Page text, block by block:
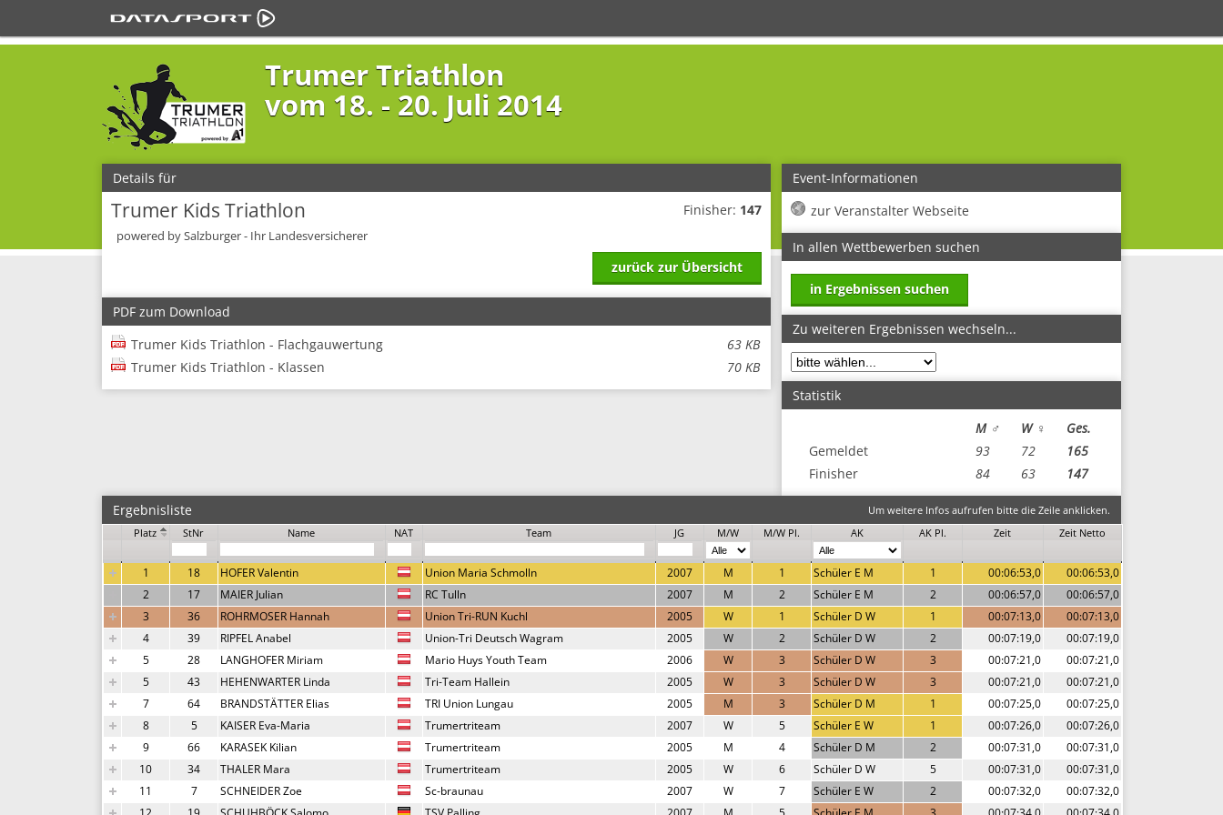
Trumer Triathlon
vom 18. - 20. Juli 2014
Details für
Trumer Kids Triathlon
powered by Salzburger - Ihr Landesversicherer
Finisher: 147
zurück zur Übersicht
PDF zum Download
Trumer Kids Triathlon - Flachgauwertung
63 KB
Trumer Kids Triathlon - Klassen
70 KB
Event-Informationen
zur Veranstalter Webseite
In allen Wettbewerben suchen
in Ergebnissen suchen
Zu weiteren Ergebnissen wechseln...
Statistik
Ges.
W ♀
M ♂
Gemeldet
165
72
93
Finisher
147
63
84
Ergebnisliste
Um weitere Infos aufrufen bitte die Zeile anklicken.
Platz
StNr Name NAT Team JG M/W M/W Pl. AK AK Pl. Zeit Zeit Netto
1 18 HOFER Valentin Union Maria Schmolln 2007 M 1 Schüler E M 1 00:06:53,0
00:06:53,0
2
17 MAIER Julian RC Tulln 2007 M 2 Schüler E M 2 00:06:57,0
00:06:57,0
3
36 ROHRMOSER Hannah Union Tri-RUN Kuchl 2005 W 1 Schüler D W 1 00:07:13,0
00:07:13,0
4
39 RIPFEL Anabel Union-Tri Deutsch Wagram 2005 W 2 Schüler D W 2 00:07:19,0
00:07:19,0
5
28 LANGHOFER Miriam Mario Huys Youth Team 2006 W 3 Schüler D W 3 00:07:21,0
00:07:21,0
5
43 HEHENWARTER Linda Tri-Team Hallein 2005 W 3 Schüler D W 3 00:07:21,0
00:07:21,0
7
64 BRANDSTÄTTER Elias TRI Union Lungau 2005 M 3 Schüler D M 1 00:07:25,0
00:07:25,0
8
5 KAISER Eva-Maria Trumertriteam 2007 W 5 Schüler E W 1 00:07:26,0
00:07:26,0
9
66 KARASEK Kilian Trumertriteam 2005 M 4 Schüler D M 2 00:07:31,0
00:07:31,0
10
34 THALER Mara Trumertriteam 2005 W 6 Schüler D W 5 00:07:31,0
00:07:31,0
11
7 SCHNEIDER Zoe Sc-braunau 2007 W 7 Schüler E W 2 00:07:32,0
00:07:32,0